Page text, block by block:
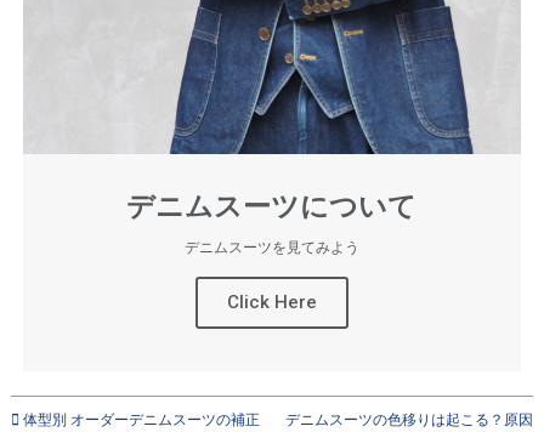
デニムスーツについて
デニムスーツを見てみよう
Click Here
体型別 オーダーデニムスーツの補正
デニムスーツの色移りは起こる？原因